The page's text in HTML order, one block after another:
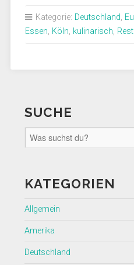
Kategorie: Deutschland,
Essen, Köln, kulinarisch,
SUCHE
KATEGORIEN
Allgemein
Amerika
Deutschland